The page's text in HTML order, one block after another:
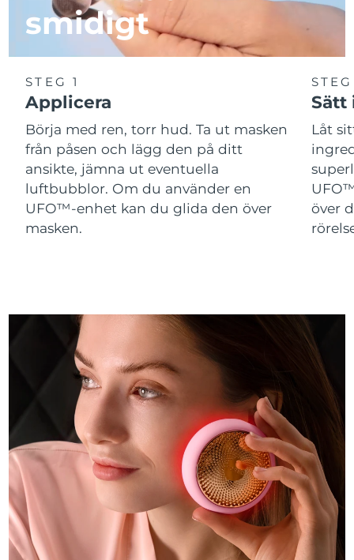
smidigt
STEG 1
Applicera
Börja med ren, torr hud. Ta ut masken
från påsen och lägg den på ditt
ansikte, jämna ut eventuella
luftbubblor. Om du använder en
UFO™-enhet kan du glida den över
masken.
Sätt
Låt
över
Slovakien Förväntad leverans 8/10/26
Sydafrika 8/18/26
Sydkorea Förväntad leverans 8/12/26
Spanien Förväntad leverans 8/10/26
Sverige
Thailand Förväntad leverans 8/14/26
Förväntad leverans 8/11/26
Förenade
Arabemiraten
Förväntad leverans
Storbritannien Förväntad leverans8/10/26
USA Förväntad leverans8/11/26
Uzbekistan Förväntad leverans 8/15/26